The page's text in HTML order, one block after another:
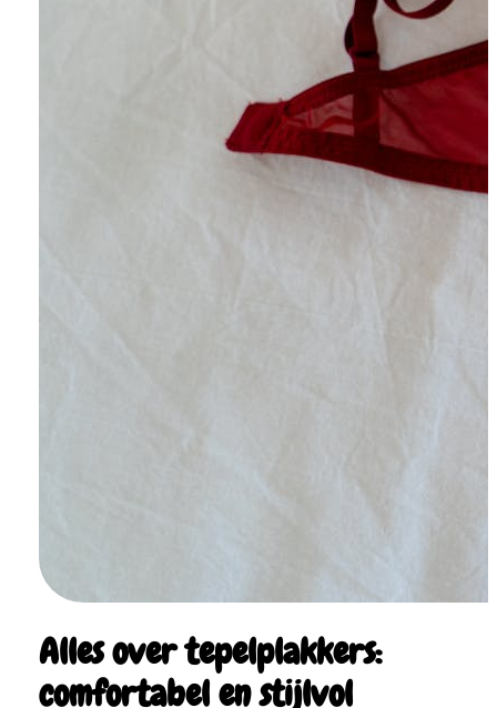
Alles over tepelplakkers:
comfortabel en stijlvol